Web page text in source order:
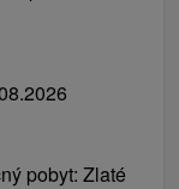
pobyt: Zlaté